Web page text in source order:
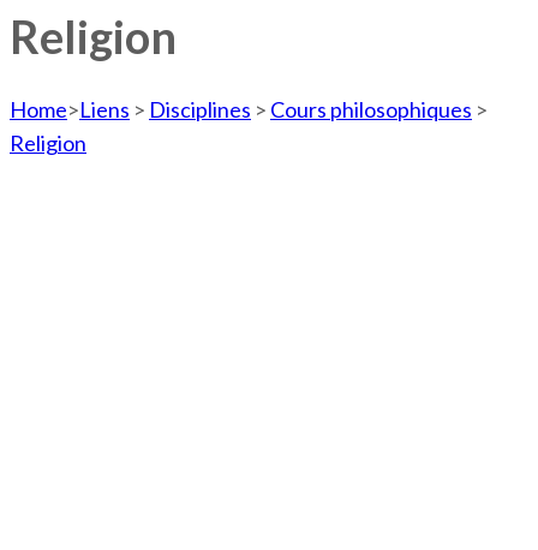
Religion
Home>Liens > Disciplines > Cours philosophiques >
Religion